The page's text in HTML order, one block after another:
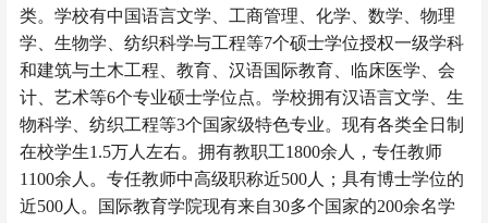
类。学校有中国语言文学、工商管理、化学、数学、物理
学、生物学、纺织科学与工程等7个硕士学位授权一级学科
和建筑与土木工程、教育、汉语国际教育、临床医学、会
计、艺术等6个专业硕士学位点。学校拥有汉语言文学、生
物科学、纺织工程等3个国家级特色专业。现有各类全日制
在校学生1.5万人左右。拥有教职工1800余 人，专任教师
1 100余 人。 专任教师中高级职称近500人
；具有博士学位的
近500人。 国际教育学院现有来自30多个国家的200余名学